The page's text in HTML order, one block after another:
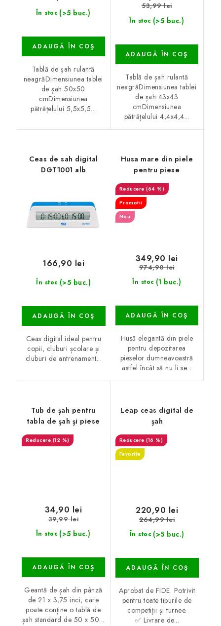
În stoc (>5 buc.)
ADAUGĂ ÎN COŞ
Tablă de șah rulantă
neagrăDimensiunea tablei
de șah 50x50
cmDimensiunea
pătrățelului 5,5x5,5...
În stoc (>5 buc.)
53,99 lei
ADAUGĂ ÎN COŞ
Tablă de șah rulantă
neagrăDimensiunea tablei
de șah 43x43
cmDimensiunea
pătrățelului 4,4x4,4...
Ceas de sah digital
DGT1001 alb
În stoc (>5 buc.)
166,90 lei
ADAUGĂ ÎN COŞ
Ceas digital ideal pentru
copii, cluburi școlare și
cluburi de antrenament...
Husa mare din piele
pentru piese
(64 %)
Promotii
Nou
În stoc (1 buc.)
349,90 lei
974,90 lei
ADAUGĂ ÎN COŞ
Husă elegantă din piele
pentru depozitarea
pieselor dumneavoastră
astfel încât să nu li se...
Tub de șah pentru
tabla de șah și piese
(12 %)
În stoc (>5 buc.)
34,90 lei
39,99 lei
ADAUGĂ ÎN COŞ
Geantă de șah din pânză
de 21 x 3,75 inci, care
poate conține o tablă de
șah standard de 50 x 50...
Leap ceas digital de
șah
(16 %)
Favorite
În stoc (>5 buc.)
220,90 lei
264,99 lei
ADAUGĂ ÎN COŞ
Aprobat de FIDE. Potrivit
pentru toate tipurile de
competiții și turnee.
✅ Livrare de...